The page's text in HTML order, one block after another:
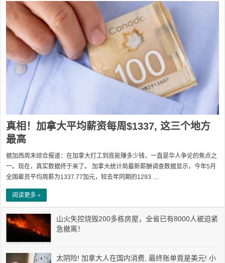
真相！加拿大平均薪资每周$1337, 这三个地方
最高
据加西周末综合报道：在加拿大打工到底能赚多少钱，一直是华人争论的焦点之
一。现在，真实数据终于来了。 加拿大统计局最新薪酬调查数据显示，今年5月
全国雇员平均周薪为1337.77加元，较去年同期的1293 …
阅读更多 »
山火失控烧毁200多栋房屋，全省已有8000人被迫紧
急撤离！
太阴险! 加拿大人在国内消费, 最终账单竟是美元! 小